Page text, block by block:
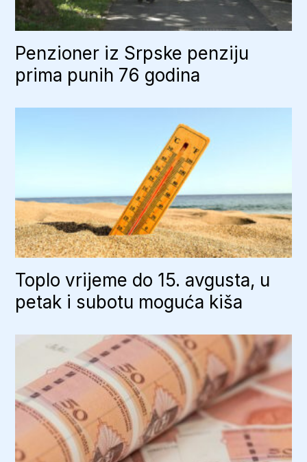
Penzioner iz Srpske penziju
prima punih 76 godina
Toplo vrijeme do 15. avgusta, u
petak i subotu moguća kiša